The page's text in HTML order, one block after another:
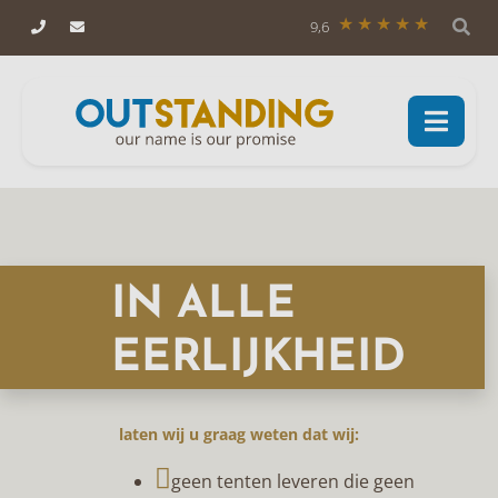
9,6
IN ALLE
EERLIJKHEID
laten wij u graag weten dat wij:
geen tenten leveren die geen